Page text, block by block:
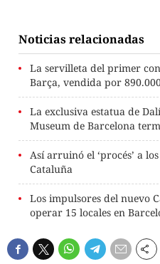
Noticias relacionadas
La servilleta del primer
Barça, vendida por
La exclusiva estatua de
Museum de Barcelona
Así arruinó el ‘procés’ a
Cataluña
Los impulsores del nuevo
operar 15 locales en